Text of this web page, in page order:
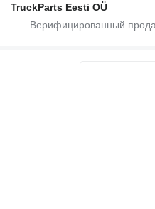
TruckParts Eesti OÜ